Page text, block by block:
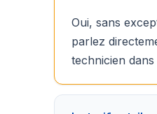
Oui, sans
parlez
technicien